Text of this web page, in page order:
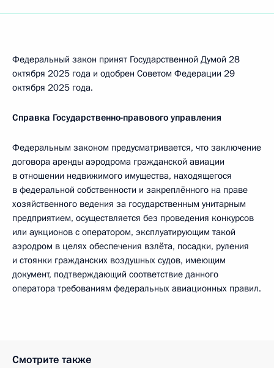
Федеральный закон принят Государственной Думой 28
октября 2025 года и одобрен Советом Федерации 29
октября 2025 года.
Справка Государственно-правового управления
Федеральным законом предусматривается, что заключение
договора аренды аэродрома гражданской авиации
в отношении недвижимого имущества, находящегося
в федеральной собственности и закреплённого на праве
хозяйственного ведения за государственным унитарным
предприятием, осуществляется без проведения конкурсов
или аукционов с оператором, эксплуатирующим такой
аэродром в целях обеспечения взлёта, посадки, руления
и стоянки гражданских воздушных судов, имеющим
документ, подтверждающий соответствие данного
оператора требованиям федеральных авиационных правил.
Смотрите также